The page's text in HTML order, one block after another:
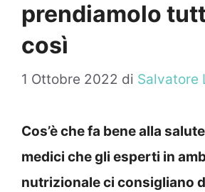
prendiamolo
così
1 Ottobre 2022 di Salvatore
Cos’è che fa bene alla
medici che gli esperti in
nutrizionale ci consigliano